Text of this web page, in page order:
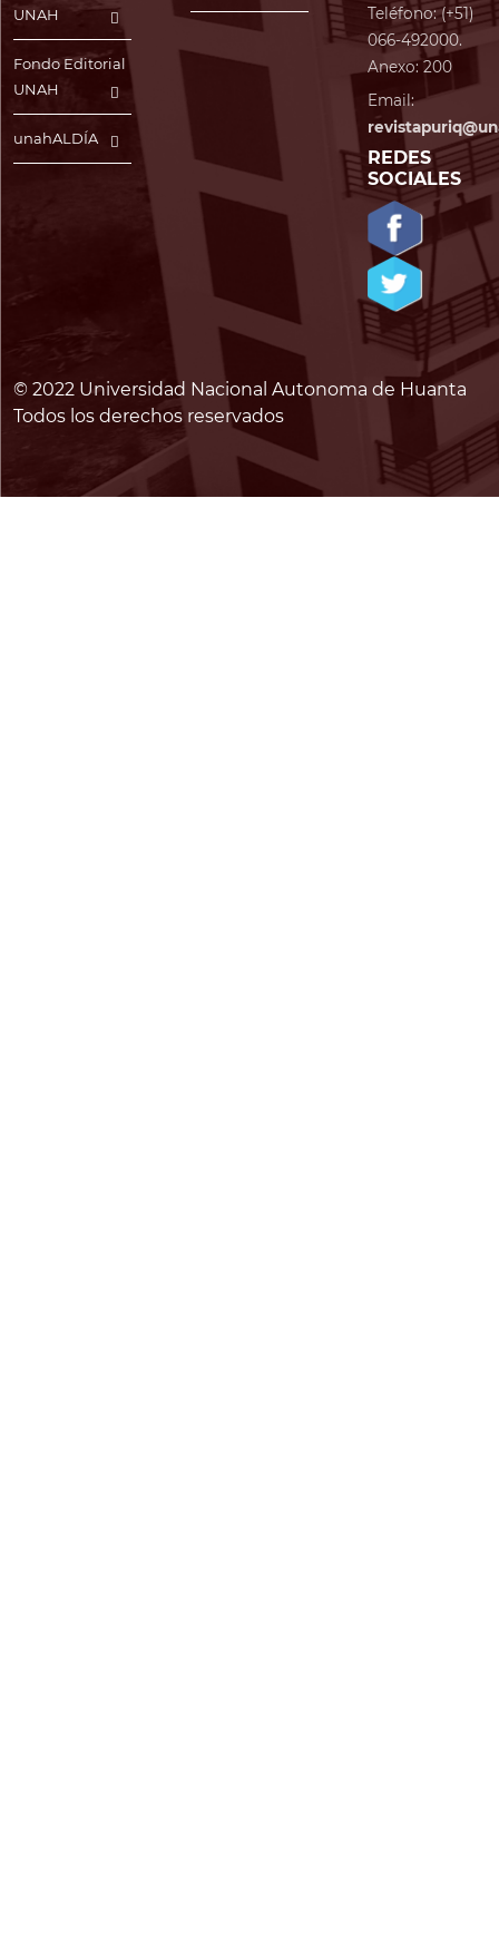
UNAH
Fondo Editorial
UNAH
unahALDÍA
Teléfono: (+51)
066-492000.
Anexo: 200
Email:
REDES
SOCIALES
© 2022 Universidad Nacional Autonoma de Huanta
Todos los derechos reservados